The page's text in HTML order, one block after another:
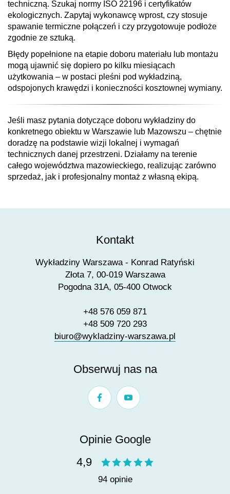
techniczną. Szukaj normy ISO 22196 i certyfikatów
ekologicznych. Zapytaj wykonawcę wprost, czy stosuje
spawanie termiczne połączeń i czy przygotowuje podłoże
zgodnie ze sztuką.
Błędy popełnione na etapie doboru materiału lub montażu
mogą ujawnić się dopiero po kilku miesiącach
użytkowania – w postaci pleśni pod wykładziną,
odspojonych krawędzi i konieczności kosztownej wymiany.
Jeśli masz pytania dotyczące doboru wykładziny do
konkretnego obiektu w Warszawie lub Mazowszu – chętnie
doradzę na podstawie wizji lokalnej i wymagań
technicznych danej przestrzeni. Działamy na terenie
całego województwa mazowieckiego, realizując zarówno
sprzedaż, jak i profesjonalny montaż z własną ekipą.
Kontakt
Wykładziny Warszawa - Konrad Ratyński
Złota 7, 00-019 Warszawa
Pogodna 31A, 05-400 Otwock
+48 576 059 871
+48 509 720 293
biuro@wykladziny-warszawa.pl
Obserwuj nas na
Opinie Google
4,9
94 opinie